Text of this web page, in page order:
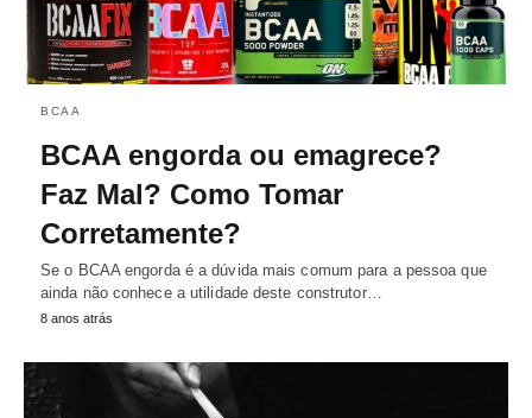
BCAA
BCAA engorda ou emagrece?
Faz Mal? Como Tomar
Corretamente?
Se o BCAA engorda é a dúvida mais comum para a pessoa que
ainda não conhece a utilidade deste construtor…
8 anos atrás